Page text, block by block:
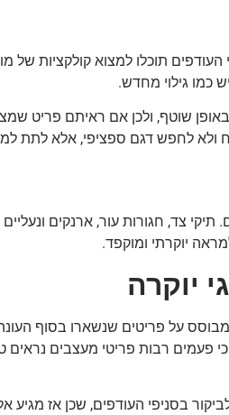
תוכלו למצוא קולקציות של
כמו גילוי מחדש.
שוטף, ולכן אם ראיתם פריט
ולא לחפש דגם ספציפי, אלא לתת
צד, חגורות עור, ארנקים
יוקרתי ומוקפד.
יוקרה
על פריטים שנשארו בסוף
כי פעמים רבות פריטי מעצבים
בסניפי העודפים, שכן אז